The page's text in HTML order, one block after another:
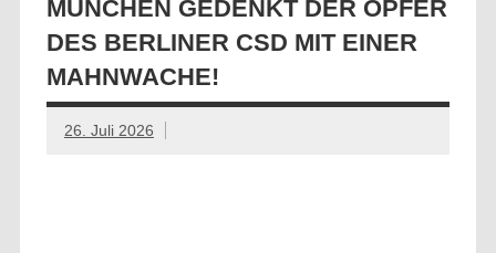
MÜNCHEN GEDENKT DER OPFER
DES BERLINER CSD MIT EINER
MAHNWACHE!
26. Juli 2026